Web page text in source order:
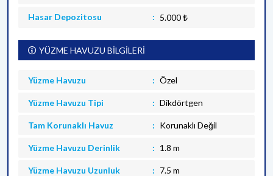
Hasar Depozitosu 5.000 ₺
YÜZME HAVUZU BİLGİLERİ
Yüzme Havuzu Özel
Yüzme Havuzu Tipi Dikdörtgen
Tam Korunaklı Havuz Korunaklı Değil
Yüzme Havuzu Derinlik 1.8 m
Yüzme Havuzu Uzunluk 7.5 m